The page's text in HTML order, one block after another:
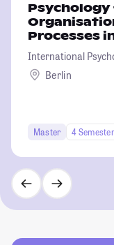
Processes
Environment
International
Berlin
Master 4 Semester